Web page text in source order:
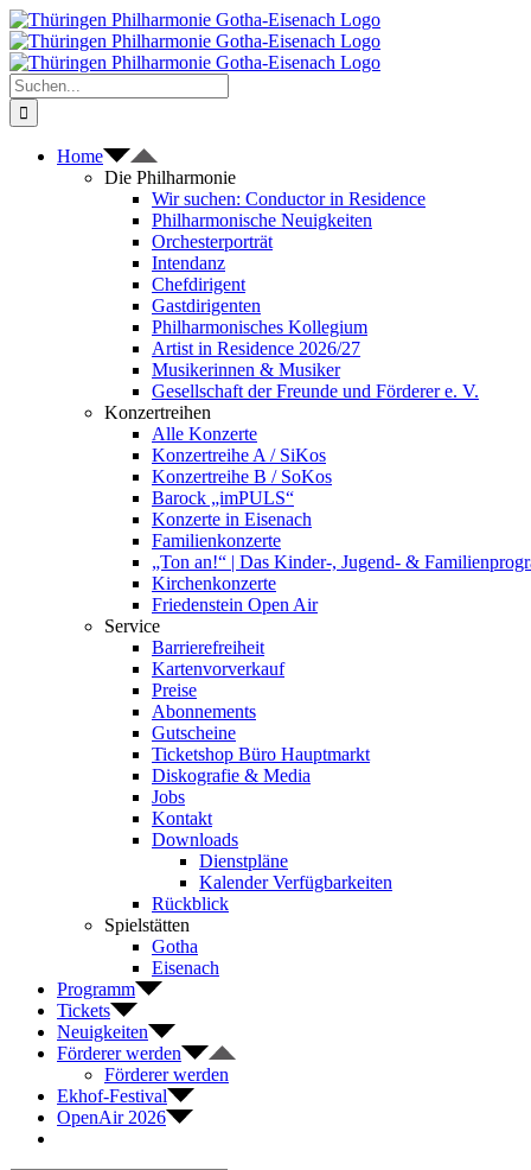
Zum
Inhalt
springen
Suche
nach:
Home
Die Philharmonie
Wir suchen: Conductor in Residence
Philharmonische Neuigkeiten
Orchesterporträt
Intendanz
Chefdirigent
Gastdirigenten
Philharmonisches Kollegium
Artist in Residence 2026/27
Musikerinnen & Musiker
Gesellschaft der Freunde und Förderer e. V.
Konzertreihen
Alle Konzerte
Konzertreihe A / SiKos
Konzertreihe B / SoKos
Barock „imPULS“
Konzerte in Eisenach
Familienkonzerte
„Ton an!“ | Das Kinder-, Jugend- &
Kirchenkonzerte
Friedenstein Open Air
Service
Barrierefreiheit
Kartenvorverkauf
Preise
Abonnements
Gutscheine
Ticketshop Büro Hauptmarkt
Diskografie & Media
Jobs
Kontakt
Downloads
Dienstpläne
Kalender Verfügbarkeiten
Rückblick
Spielstätten
Gotha
Eisenach
Programm
Tickets
Neuigkeiten
Förderer werden
Förderer werden
Ekhof-Festival
OpenAir 2026